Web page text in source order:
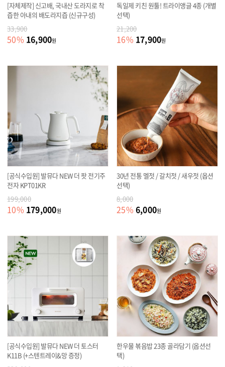
[자체제작] 신고배, 국내산 도라지로 착
즙한 아내의 배도라지즙 (신규구성)
33,900
50% 16,900원
독일제 키친 원툴! 트라이앵글 4종 (개별
선택)
21,200
16% 17,900원
[공식수입원] 발뮤다 NEW 더 팟 전기주
전자 KPT01KR
199,000
10% 179,000원
30년 전통 멜젓 / 갈치젓 / 새우젓 (옵션
선택)
8,000
25% 6,000원
[공식수입원] 발뮤다 NEW 더 토스터
K11B (+스텐트레이&망 증정)
한우물 볶음밥 23종 골라담기 (옵션선
택)